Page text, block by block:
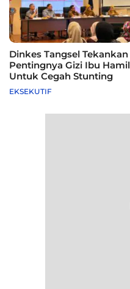
Dinkes Tangsel Tekankan
Pentingnya Gizi Ibu Hamil
Untuk Cegah Stunting
EKSEKUTIF